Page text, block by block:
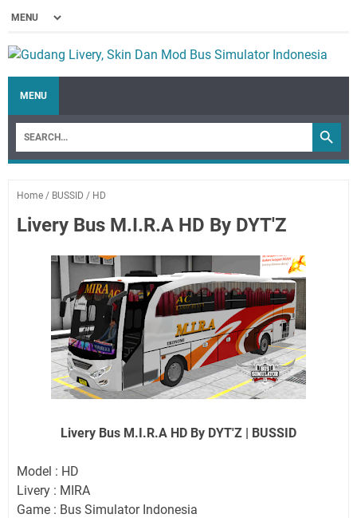
MENU
Home / BUSSID / HD
Livery Bus M.I.R.A HD By DYT'Z
Livery Bus M.I.R.A HD By DYT'Z | BUSSID
Model : HD
Livery : MIRA
Game : Bus Simulator Indonesia